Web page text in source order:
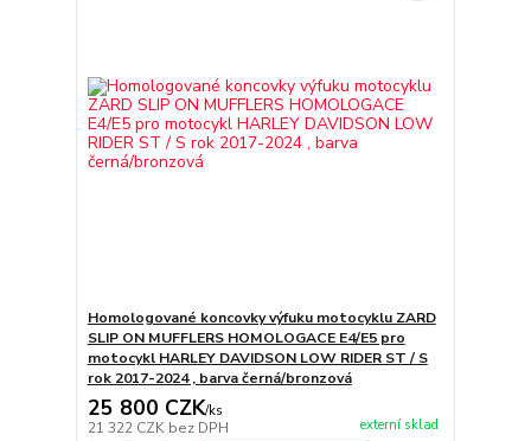
Homologované koncovky výfuku motocyklu ZARD
SLIP ON MUFFLERS HOMOLOGACE E4/E5 pro
motocykl HARLEY DAVIDSON LOW RIDER ST / S
rok 2017-2024 , barva černá/bronzová
25 800 CZK/ks
21 322 CZK bez DPH externí sklad